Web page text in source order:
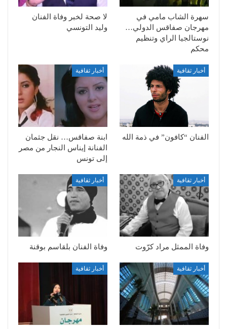
سهرة الشاب مامي في
مهرجان صفاقس الدولي…
نوستالجيا الراي وتنظيم
محكم
لا صحة لخبر وفاة الفنان
وليد التونسي
أخبار ثقافية
الفنان “كافون” في ذمة الله
أخبار ثقافية
ابنة صفاقس… نقل جثمان
الفنانة إيناس النجار من مصر
إلى تونس
أخبار ثقافية
وفاة الممثل مراد كرّوت
أخبار ثقافية
وفاة الفنان بلقاسم بوقنة
أخبار ثقافية أخبار ثقافية